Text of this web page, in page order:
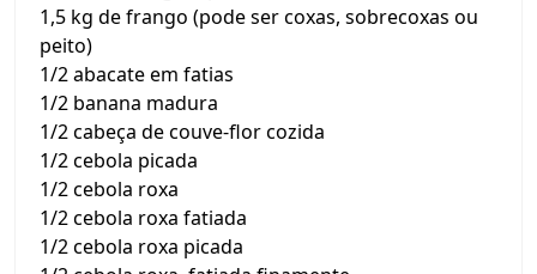
1,5 kg de frango (pode ser coxas, sobrecoxas ou
peito)
1/2 abacate em fatias
1/2 banana madura
1/2 cabeça de couve-flor cozida
1/2 cebola picada
1/2 cebola roxa
1/2 cebola roxa fatiada
1/2 cebola roxa picada